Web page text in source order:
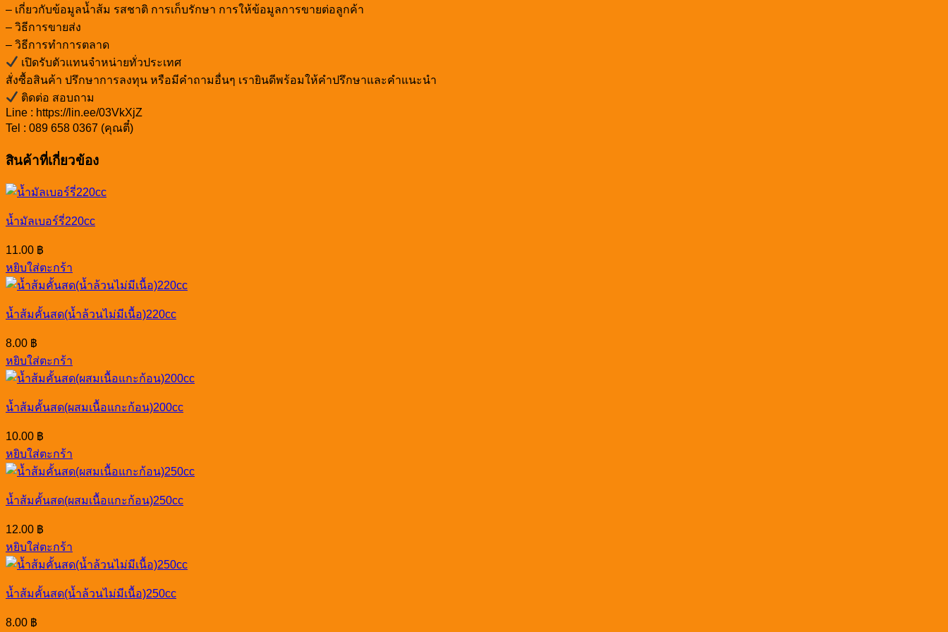
– เกี่ยวกับข้อมูลน้ำส้ม รสชาติ การเก็บรักษา การให้ข้อมูลการขายต่อลูกค้า
– วิธีการขายส่ง
– วิธีการทำการตลาด
เปิดรับตัวแทนจำหน่ายทั่วประเทศ
สั่งซื้อสินค้า ปรึกษาการลงทุน หรือมีคำถามอื่นๆ เรายินดีพร้อมให้คำปรึกษาและคำแนะนำ
ติดต่อ สอบถาม
Line : https://lin.ee/03VkXjZ
Tel : 089 658 0367 (คุณตี๋)
สินค้าที่เกี่ยวข้อง
น้ำมัลเบอร์รี่220cc
11.00 ฿
หยิบใส่ตะกร้า
น้ำส้มคั้นสด(น้ำล้วนไม่มีเนื้อ)220cc
8.00 ฿
หยิบใส่ตะกร้า
น้ำส้มคั้นสด(ผสมเนื้อแกะก้อน)200cc
10.00 ฿
หยิบใส่ตะกร้า
น้ำส้มคั้นสด(ผสมเนื้อแกะก้อน)250cc
12.00 ฿
หยิบใส่ตะกร้า
น้ำส้มคั้นสด(น้ำล้วนไม่มีเนื้อ)250cc
8.00 ฿